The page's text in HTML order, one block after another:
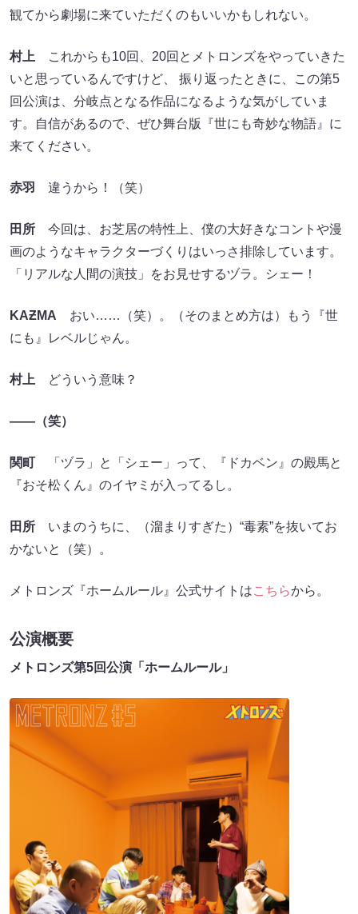
観てから劇場に来ていただくのもいいかもしれない。
村上 これからも10回、20回とメトロンズをやっていきた
いと思っているんですけど、 振り返ったときに、この第5
回公演は、分岐点となる作品になるような気がしていま
す。自信があるので、ぜひ舞台版『世にも奇妙な物語』に
来てください。
赤羽 違うから！（笑）
田所 今回は、お芝居の特性上、僕の大好きなコントや漫
画のようなキャラクターづくりはいっさ排除しています。
「リアルな人間の演技」をお見せするヅラ。シェー！
KAƵMA おい……（笑）。（そのまとめ方は）もう『世
にも』レベルじゃん。
村上 どういう意味？
――（笑）
関町 「ヅラ」と「シェー」って、『ドカベン』の殿馬と
『おそ松くん』のイヤミが入ってるし。
田所 いまのうちに、（溜まりすぎた）“毒素”を抜いてお
かないと（笑）。
メトロンズ『ホームルール』公式サイトはこちらから。
公演概要
メトロンズ第5回公演「ホームルール」